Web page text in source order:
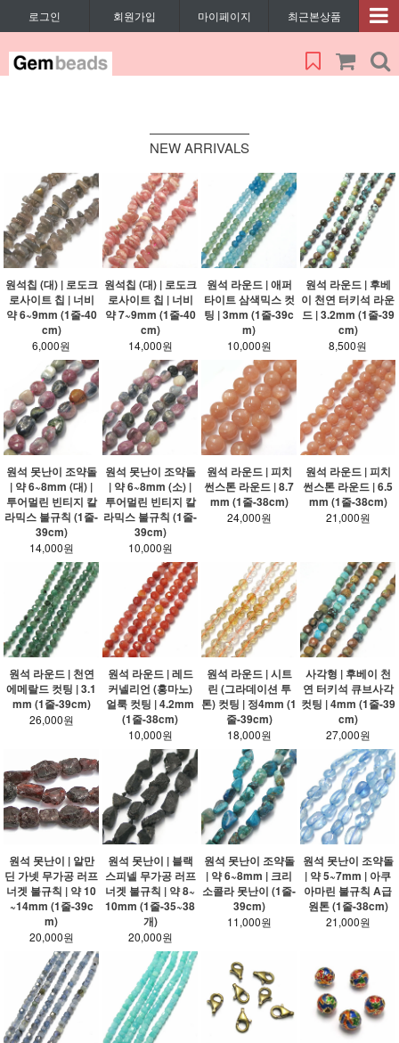
로그인 회원가입 마이페이지 최근본상품
NEW ARRIVALS
원석칩 (대) | 로도크
로사이트 칩 | 너비
약 6~9mm (1줄-40
cm)
6,000원
원석칩 (대) | 로도크
로사이트 칩 | 너비
약 7~9mm (1줄-40
cm)
14,000원
원석 라운드 | 애퍼
타이트 삼색믹스 컷
팅 | 3mm (1줄-39c
m)
10,000원
원석 라운드 | 후베
이 천연 터키석 라운
드 | 3.2mm (1줄-39
cm)
8,500원
원석 못난이 조약돌
| 약 6~8mm (대) |
투어멀린 빈티지 칼
라믹스 불규칙 (1줄-
39cm)
14,000원
원석 못난이 조약돌
| 약 6~8mm (소) |
투어멀린 빈티지 칼
라믹스 불규칙 (1줄-
39cm)
10,000원
원석 라운드 | 피치
썬스톤 라운드 | 8.7
mm (1줄-38cm)
24,000원
원석 라운드 | 피치
썬스톤 라운드 | 6.5
mm (1줄-38cm)
21,000원
원석 라운드 | 천연
에메랄드 컷팅 | 3.1
mm (1줄-39cm)
26,000원
원석 라운드 | 레드
커넬리언 (홍마노)
얼룩 컷팅 | 4.2mm
(1줄-38cm)
10,000원
원석 라운드 | 시트
린 (그라데이션 투
톤) 컷팅 | 정4mm (1
줄-39cm)
18,000원
사각형 | 후베이 천
연 터키석 큐브사각
컷팅 | 4mm (1줄-39
cm)
27,000원
원석 못난이 | 알만
딘 가넷 무가공 러프
너겟 불규칙 | 약 10
~14mm (1줄-39c
m)
20,000원
원석 못난이 | 블랙
스피넬 무가공 러프
너겟 불규칙 | 약 8~
10mm (1줄-35~38
개)
20,000원
원석 못난이 조약돌
| 약 6~8mm | 크리
소콜라 못난이 (1줄-
39cm)
11,000원
원석 못난이 조약돌
| 약 5~7mm | 아쿠
아마린 불규칙 A급
원톤 (1줄-38cm)
21,000원